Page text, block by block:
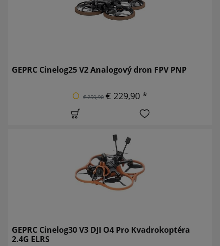
GEPRC Cinelog25 V2 Analogový dron FPV PNP
€ 259,90 € 229,90 *
GEPRC Cinelog30 V3 DJI O4 Pro Kvadrokoptéra
2.4G ELRS